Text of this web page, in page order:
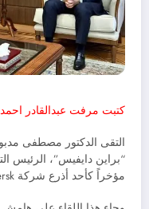
كتبت مرفت عبدالقادر احمد
التقى الدكتور مصطفى
مؤخراً كأحد أذرع شركة A.P. Moller Maersk.